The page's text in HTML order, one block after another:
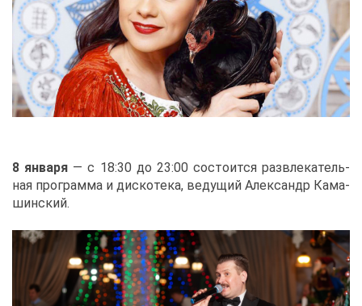
8 ян­ва­ря — с 18:30 до 23:00 со­сто­ит­ся раз­вле­ка­тель­
ная про­грам­ма и дис­ко­те­ка, ве­ду­щий Алек­сандр Ка­ма­
шин­ский.